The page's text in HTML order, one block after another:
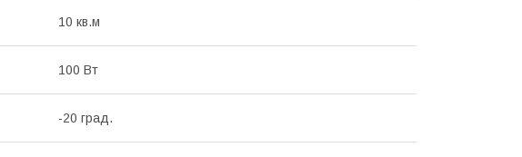
10 кв.м
100 Вт
-20 град.